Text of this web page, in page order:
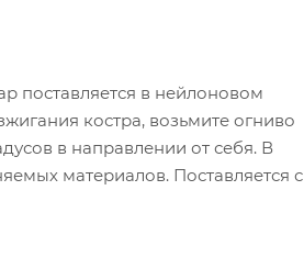
поставляется в нейлоновом
костра, возьмите огниво
в направлении от себя. В
материалов. Поставляется с